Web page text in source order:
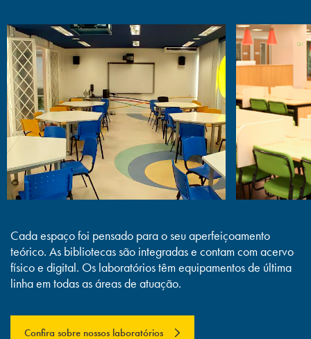
15
Os eventos realizados no curso são
outros grandes diferenciais, uma vez
que propiciam atualização e
divulgação da profissão;
16
Os alunos podem participar dos
eventos desde o primeiro período
trazendo um sentimento de
pertencimento a Fonoaudiologia;
17
Empreendedorismo online e gratuitos.
Cada espaço foi pensado para o seu aperfeiçoamento
teórico. As bibliotecas são integradas e contam com acervo
físico e digital. Os laboratórios têm equipamentos de última
linha em todas as áreas de atuação.
Confira sobre nossos laboratórios